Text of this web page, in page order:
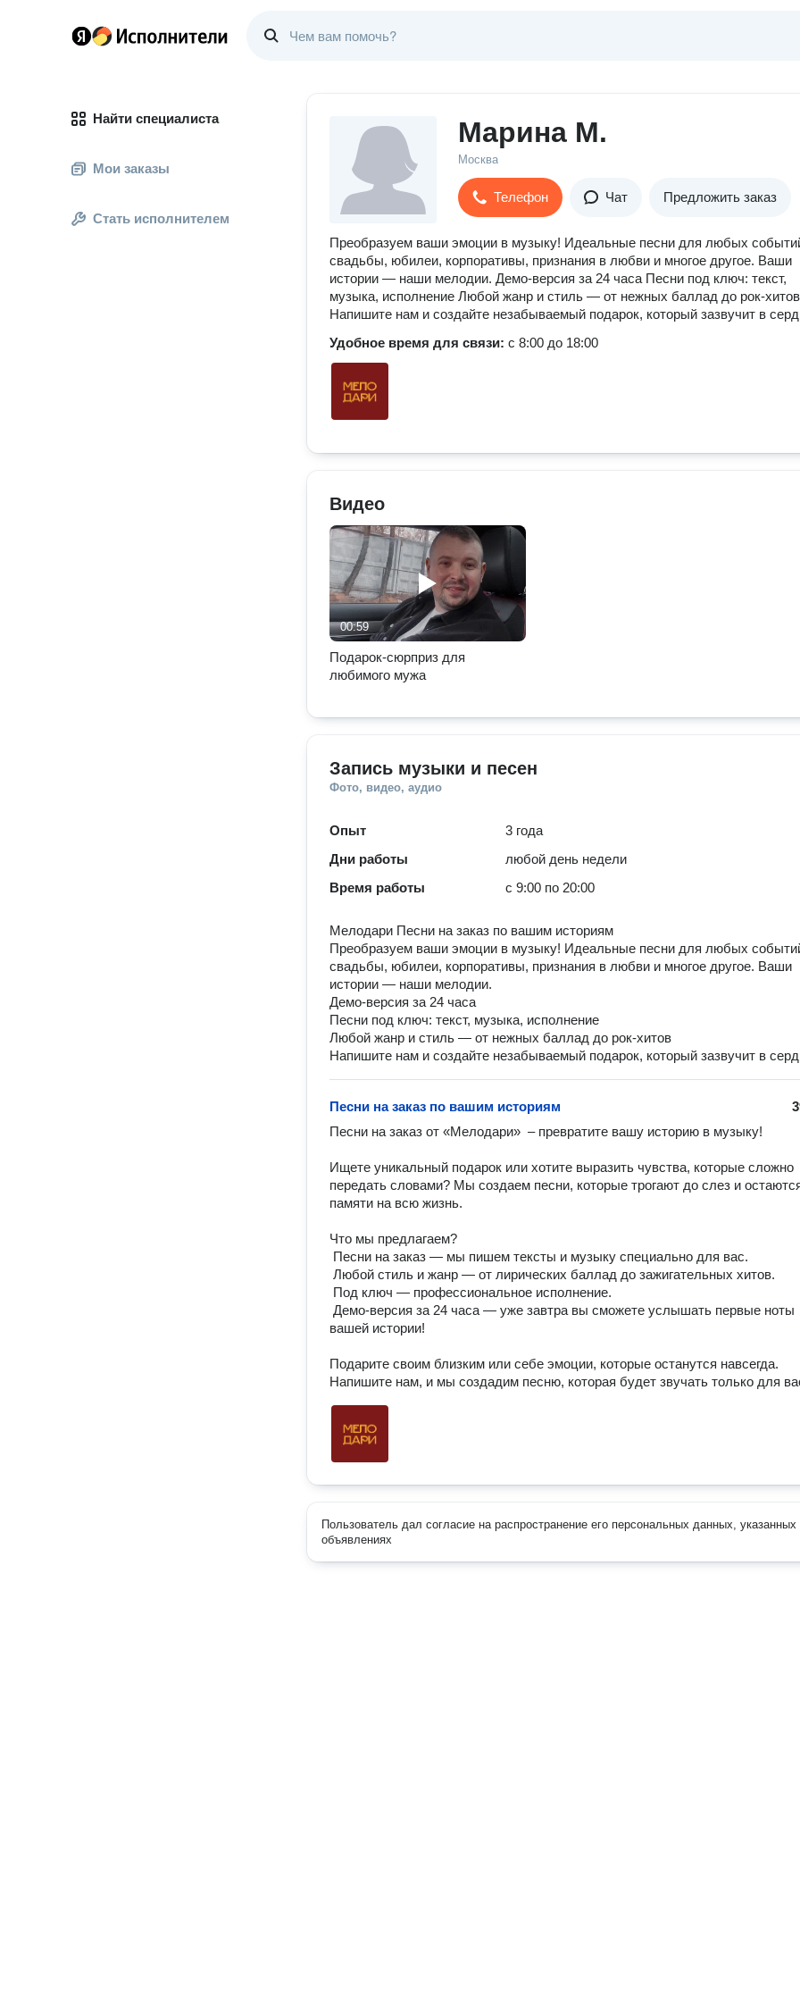
Найти специалиста
Мои заказы
Стать исполнителем
Марина М.
Москва
Телефон Чат Предложить заказ
Преобразуем ваши эмоции в музыку! Идеальные песни для любых
свадьбы, юбилеи, корпоративы, признания в любви и многое другое. Ваши
истории — наши мелодии. Демо-версия за 24 часа Песни под ключ: текст,
музыка, исполнение Любой жанр и стиль — от нежных баллад до рок-хитов
Напишите нам и создайте незабываемый подарок, который зазвучит в
Удобное время для связи: с 8:00 до 18:00
Видео
00:59
Подарок-сюрприз для
любимого мужа
Запись музыки и песен
Фото, видео, аудио
Опыт
3 года
Дни работы
любой день недели
Время работы
с 9:00 по 20:00
Мелодари Песни на заказ по вашим историям
Преобразуем ваши эмоции в музыку! Идеальные песни для любых
свадьбы, юбилеи, корпоративы, признания в любви и многое другое. Ваши
истории — наши мелодии.
Демо-версия за 24 часа
Песни под ключ: текст, музыка, исполнение
Любой жанр и стиль — от нежных баллад до рок-хитов
Напишите нам и создайте незабываемый подарок, который зазвучит в
Песни на заказ по вашим историям
Песни на заказ от «Мелодари»  – превратите вашу историю в музыку!
Ищете уникальный подарок или хотите выразить чувства, которые сложно
передать словами? Мы создаем песни, которые трогают до слез и
памяти на всю жизнь.
Что мы предлагаем?
вашей истории!
Подарите своим близким или себе эмоции, которые останутся навсегда.
Напишите нам, и мы создадим песню, которая будет звучать только для
Пользователь дал согласие на распространение его персональных данных, указанных
объявлениях